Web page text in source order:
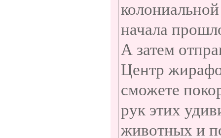
начала
А затем
Центр
сможете
рук этих
животных и